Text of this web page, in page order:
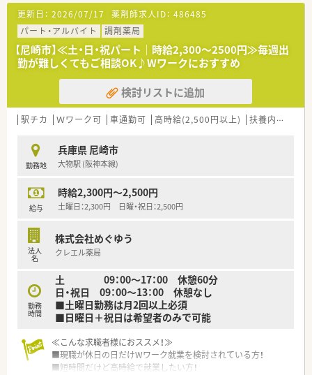
ご経験により高収入も見込めます。
また入社後3ヶ月ですぐに昇給のチャンスがある点も魅力です。
更新日： 2026/07/17 薬剤師求人ID： 486485
パート・アルバイト
調剤薬局
【尼崎市】≪土・日・祝パート｜時給2,300～2500円≫毎週出
勤が難しくてもご相談OK♪Wワークにおすすめ
検討リストに追加
駅チカ Ｗワーク可 車通勤可 高時給(2,500円以上) 扶養内勤務OK
勤務地
兵庫県 尼崎市
大物駅 (阪神本線)
給与
時給2,300円～2,500円
土曜日：2,300円 日曜・祝日：2,500円
法人
名
株式会社めぐゆう
クレエル薬局
勤務
時間
土 09：00～17：00 休憩60分
日・祝日 09：00～13：00 休憩なし
■土曜日勤務は月2回以上必須
■日曜日＋祝日は希望者のみで可能
≪こんな求職者様におススメ！≫
■現職が休日の日だけWワーク就業を検討されている方！
■短時間だけど高時給で就業したい方！